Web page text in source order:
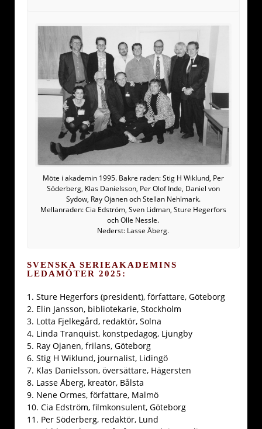
Möte i akademin 1995. Bakre raden: Stig H Wiklund, Per
Söderberg, Klas Danielsson, Per Olof Inde, Daniel von
Sydow, Ray Ojanen och Stellan Nehlmark.
Mellanraden: Cia Edström, Sven Lidman, Sture Hegerfors
och Olle Nessle.
Nederst: Lasse Åberg.
SVENSKA SERIEAKADEMINS
LEDAMÖTER 2025:
1. Sture Hegerfors (president), författare, Göteborg
2. Elin Jansson, bibliotekarie, Stockholm
3. Lotta Fjelkegård, redaktör, Solna
4. Linda Tranquist, konstpedagog, Ljungby
5. Ray Ojanen, frilans, Göteborg
6. Stig H Wiklund, journalist, Lidingö
7. Klas Danielsson, översättare, Hägersten
8. Lasse Åberg, kreatör, Bålsta
9. Nene Ormes, författare, Malmö
10. Cia Edström, filmkonsulent, Göteborg
11. Per Söderberg, redaktör, Lund